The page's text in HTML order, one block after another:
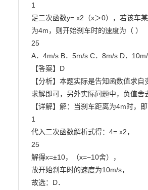
1
足二次函数y= x2（x＞0），若该车
为4m，则开始刹车时的速度为（ ）
25
A．4m/s B．5m/s C．8m/s D．
【答案】D
【分析】本题实际是告知函数值求自
求解即可，另外实际问题中，负值舍
【详解】解：当刹车距离为4m时，即
1
代入二次函数解析式得：4= x2，
25
解得x=±10，（x=−10舍），
故开始刹车时的速度为10m/s，
故选：D．